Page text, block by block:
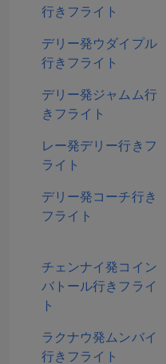
行きフライト
デリー発ウダイプル
行きフライト
デリー発ジャムム行
きフライト
レー発デリー行きフ
ライト
デリー発コーチ行き
フライト
チェンナイ発コイン
バトール行きフライ
ト
ラクナウ発ムンバイ
行きフライト